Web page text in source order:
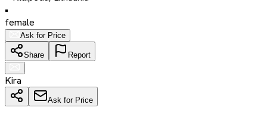
•
female
Ask for Price
Share Report
Kira
Ask for Price